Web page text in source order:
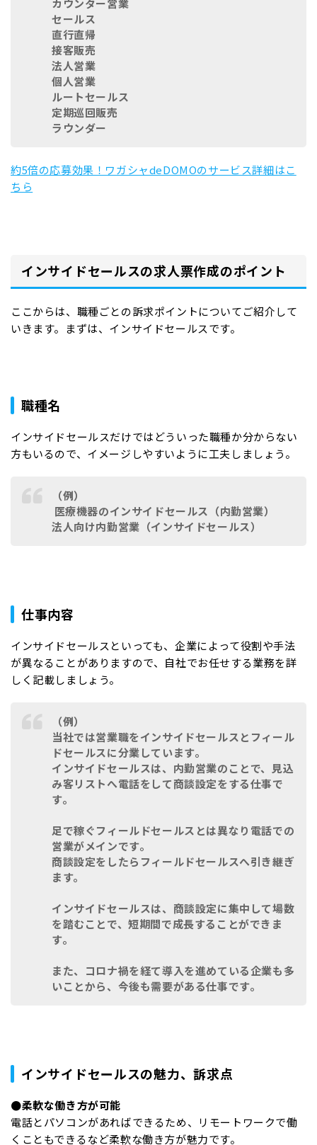
カウンター営業
セールス
直行直帰
接客販売
法人営業
個人営業
ルートセールス
定期巡回販売
ラウンダー
約5倍の応募効果！ワガシャdeDOMOのサービス詳細はこ
ちら
インサイドセールスの求人票作成のポイント
ここからは、職種ごとの訴求ポイントについてご紹介して
いきます。まずは、インサイドセールスです。
職種名
インサイドセールスだけではどういった職種か分からない
方もいるので、イメージしやすいように工夫しましょう。
（例）
医療機器のインサイドセールス（内勤営業）
法人向け内勤営業（インサイドセールス）
仕事内容
インサイドセールスといっても、企業によって役割や手法
が異なることがありますので、自社でお任せする業務を詳
しく記載しましょう。
（例）
当社では営業職をインサイドセールスとフィール
ドセールスに分業しています。
インサイドセールスは、内勤営業のことで、見込
み客リストへ電話をして商談設定をする仕事で
す。
足で稼ぐフィールドセールスとは異なり電話での
営業がメインです。
商談設定をしたらフィールドセールスへ引き継ぎ
ます。
インサイドセールスは、商談設定に集中して場数
を踏むことで、短期間で成長することができま
す。
また、コロナ禍を経て導入を進めている企業も多
いことから、今後も需要がある仕事です。
インサイドセールスの魅力、訴求点
●柔軟な働き方が可能
電話とパソコンがあればできるため、リモートワークで働
くこともできるなど柔軟な働き方が魅力です。